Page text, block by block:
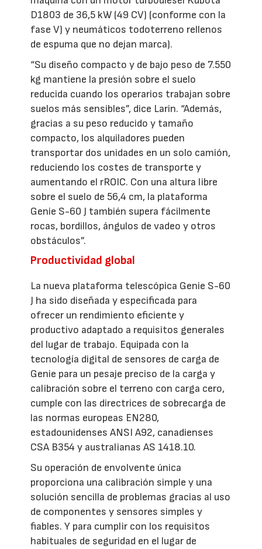
D1803 de 36,5 kW (49 CV) (conforme con la
fase V) y neumáticos todoterreno rellenos
de espuma que no dejan marca).
“Su diseño compacto y de bajo peso de 7.550
kg mantiene la presión sobre el suelo
reducida cuando los operarios trabajan sobre
suelos más sensibles”, dice Larin. “Además,
gracias a su peso reducido y tamaño
compacto, los alquiladores pueden
transportar dos unidades en un solo camión,
reduciendo los costes de transporte y
aumentando el rROIC. Con una altura libre
sobre el suelo de 56,4 cm, la plataforma
Genie S-60 J también supera fácilmente
rocas, bordillos, ángulos de vadeo y otros
obstáculos”.
Productividad global
La nueva plataforma telescópica Genie S-60
J ha sido diseñada y especificada para
ofrecer un rendimiento eficiente y
productivo adaptado a requisitos generales
del lugar de trabajo. Equipada con la
tecnología digital de sensores de carga de
Genie para un pesaje preciso de la carga y
calibración sobre el terreno con carga cero,
cumple con las directrices de sobrecarga de
las normas europeas EN280,
estadounidenses ANSI A92, canadienses
CSA B354 y australianas AS 1418.10.
Su operación de envolvente única
proporciona una calibración simple y una
solución sencilla de problemas gracias al uso
de componentes y sensores simples y
fiables. Y para cumplir con los requisitos
habituales de seguridad en el lugar de